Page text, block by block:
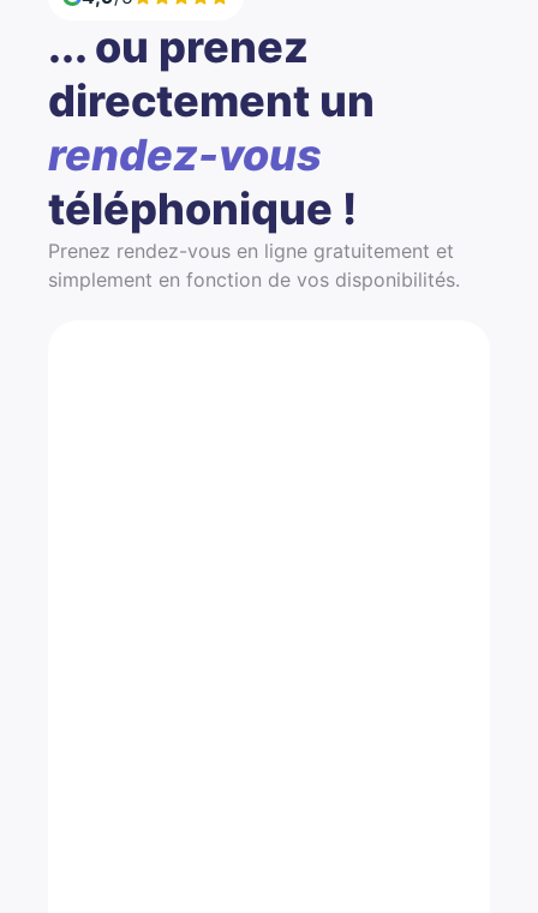
... ou prenez
directement un
rendez-vous
téléphonique !
Prenez rendez-vous en ligne gratuitement et
simplement en fonction de vos disponibilités.